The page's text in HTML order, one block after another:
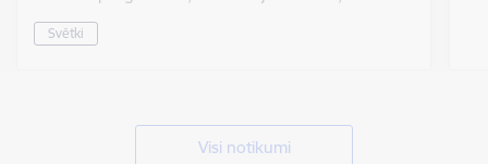
Svētki
Visi notikumi